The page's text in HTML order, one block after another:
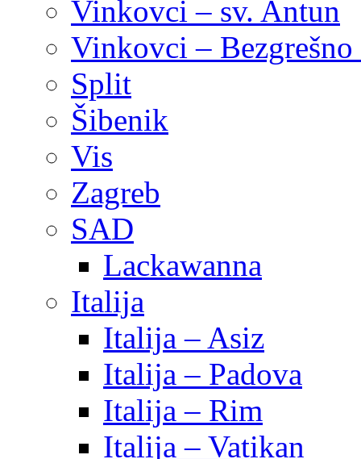
Vinkovci – sv. Antun
Vinkovci –
Split
Šibenik
Vis
Zagreb
SAD
Lackawanna
Italija
Italija – Asiz
Italija – Padova
Italija – Rim
Italija – Vatikan